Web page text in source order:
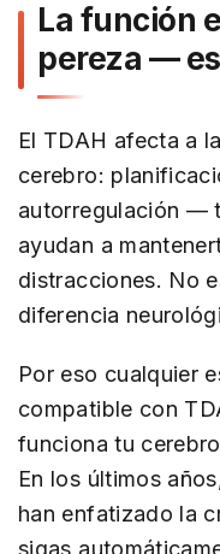
La función
pereza —
El TDAH afecta a
cerebro:
autorregulación —
ayudan a
distracciones. No
diferencia
Por eso cualquier
compatible con
funciona tu
En los últimos
han enfatizado la